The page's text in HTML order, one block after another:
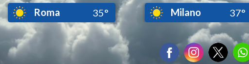
Roma 35° Milano 37°